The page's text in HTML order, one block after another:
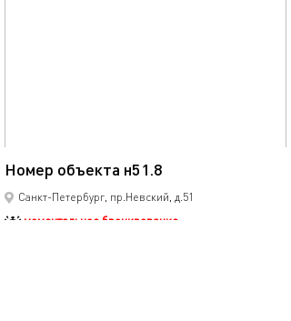
Номер объекта н51.8
Санкт-Петербург, пр.Невский, д.51
моментальное бронирование